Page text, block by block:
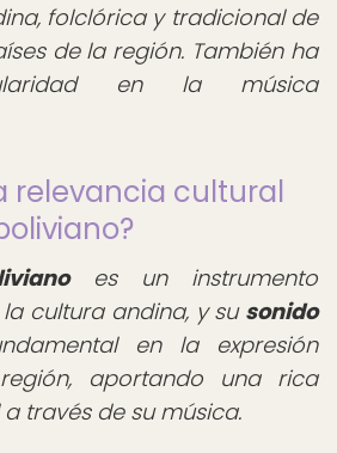
folclórica y tradicional de
de la región. También ha
en la música
relevancia cultural
es un instrumento
cultura andina, y su sonido
en la expresión
aportando una rica
través de su música.